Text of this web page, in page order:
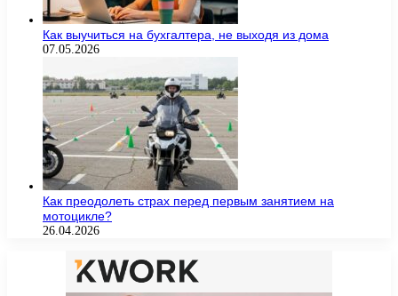
Как выучиться на бухгалтера, не выходя из дома
07.05.2026
Как преодолеть страх перед первым занятием на
мотоцикле?
26.04.2026